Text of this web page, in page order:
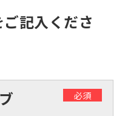
記入くださ
必須